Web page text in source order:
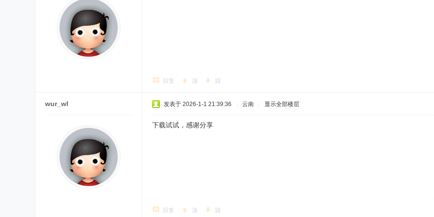
回复 顶 踩
wur_wl 发表于 2026-1-1 21:39:36 云南 显示全部楼层
下载试试，感谢分享
回复 顶 踩